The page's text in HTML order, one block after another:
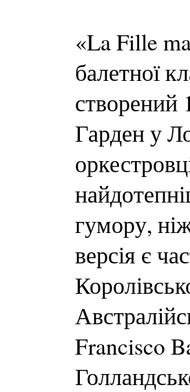
«La Fille
балетної
створений
Гарден у
гумору,
версія є
Francisco